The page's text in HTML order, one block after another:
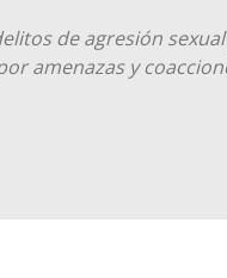
de agresión
amenazas y